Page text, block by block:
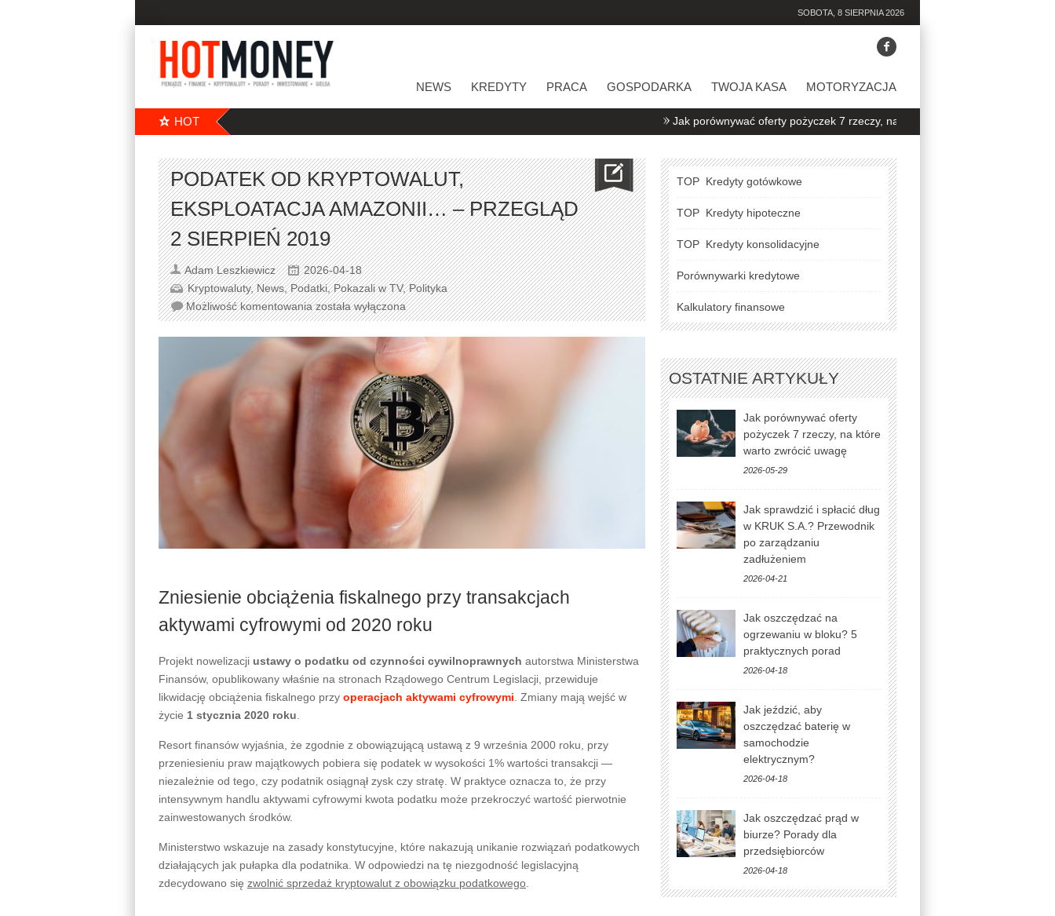
SOBOTA, 8 SIERPNIA 2026
NEWS KREDYTY PRACA GOSPODARKA TWOJA KASA MOTORYZACJA
HOT Jak porównywać oferty pożyczek 7 rzeczy, na które warto zwrócić uwagę
PODATEK OD KRYPTOWALUT,
EKSPLOATACJA AMAZONII… – PRZEGLĄD
2 SIERPIEŃ 2019
Adam Leszkiewicz
2026-04-18
Kryptowaluty,News,Podatki,Pokazali w TV,Polityka
Możliwość komentowaniazostała wyłączona
Zniesienie obciążenia fiskalnego przy transakcjach
aktywami cyfrowymi od 2020 roku
Projekt nowelizacji ustawy o podatku od czynności cywilnoprawnych autorstwa Ministerstwa
Finansów, opublikowany właśnie na stronach Rządowego Centrum Legislacji, przewiduje
likwidację obciążenia fiskalnego przy operacjach aktywami cyfrowymi . Zmiany mają wejść w
życie 1 stycznia 2020 roku
Resort finansów wyjaśnia, że zgodnie z obowiązującą ustawą z 9 września 2000 roku, przy
przeniesieniu praw majątkowych pobiera się podatek w wysokości 1% wartości transakcji —
niezależnie od tego, czy podatnik osiągnął zysk czy stratę. W praktyce oznacza to, że przy
intensywnym handlu aktywami cyfrowymi kwota podatku może przekroczyć wartość pierwotnie
zainwestowanych środków.
Ministerstwo wskazuje na zasady konstytucyjne, które nakazują unikanie rozwiązań podatkowych
działających jak pułapka dla podatnika. W odpowiedzi na tę niezgodność legislacyjną
zdecydowano się zwolnić sprzedaż kryptowalut z obowiązku podatkowego
TOP Kredyty gotówkowe
TOP Kredyty hipoteczne
TOP Kredyty konsolidacyjne
Porównywarki kredytowe
Kalkulatory finansowe
OSTATNIE ARTYKUŁY
Jak porównywać oferty
pożyczek 7 rzeczy, na które
warto zwrócić uwagę
2026-05-29
Jak sprawdzić i spłacić dług
w KRUK S.A.? Przewodnik
po zarządzaniu
zadłużeniem
2026-04-21
Jak oszczędzać na
ogrzewaniu w bloku? 5
praktycznych porad
2026-04-18
Jak jeździć, aby
oszczędzać baterię w
samochodzie
elektrycznym?
2026-04-18
Jak oszczędzać prąd w
biurze? Porady dla
przedsiębiorców
2026-04-18